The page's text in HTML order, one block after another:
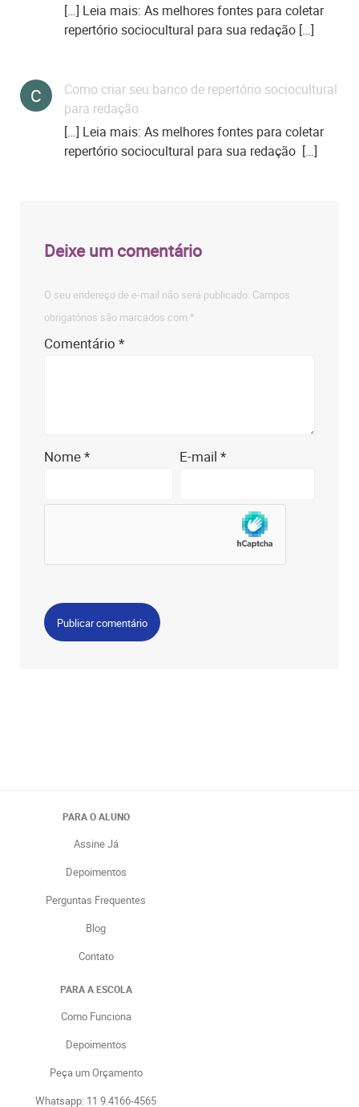
[…] Leia mais: As melhores fontes para coletar
repertório sociocultural para sua redação […]
C
Como criar seu banco de repertório sociocultural
para redação
[…] Leia mais: As melhores fontes para coletar
repertório sociocultural para sua redação […]
Deixe um comentário
O seu endereço de e-mail não será publicado. Campos
obrigatórios são marcados com *
Comentário*
Nome* E-mail *
PARA O ALUNO
Assine Já
Depoimentos
Perguntas Frequentes
Blog
Contato
PARA A ESCOLA
Como Funciona
Depoimentos
Peça um Orçamento
Whatsapp: 11 9.4166-4565